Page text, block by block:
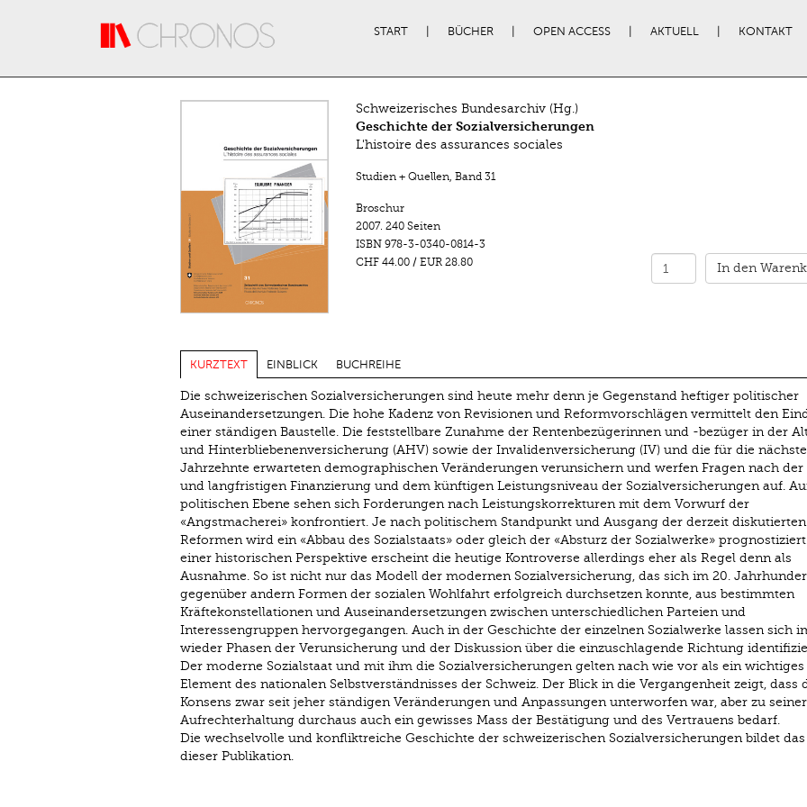
START BÜCHER OPEN ACCESS AKTUELL KONTAKT
Schweizerisches Bundesarchiv (Hg.)
Geschichte der Sozialversicherungen
L'histoire des assurances sociales
Studien + Quellen, Band 31
Broschur
2007. 240 Seiten
ISBN 978-3-0340-0814-3
CHF 44.00/ EUR 28.80 In den
KURZTEXT EINBLICK BUCHREIHE
Die schweizerischen Sozialversicherungen sind heute mehr denn je Gegenstand heftiger politischer
Auseinandersetzungen. Die hohe Kadenz von Revisionen und Reformvorschlägen vermittelt den
einer ständigen Baustelle. Die feststellbare Zunahme der Rentenbezügerinnen und -bezüger in der
und Hinterbliebenenversicherung (AHV) sowie der Invalidenversicherung (IV) und die für die
Jahrzehnte erwarteten demographischen Veränderungen verunsichern und werfen Fragen nach
und langfristigen Finanzierung und dem künftigen Leistungsniveau der Sozialversicherungen auf.
politischen Ebene sehen sich Forderungen nach Leistungskorrekturen mit dem Vorwurf der
«Angstmacherei» konfrontiert. Je nach politischem Standpunkt und Ausgang der derzeit diskutierten
Reformen wird ein «Abbau des Sozialstaats» oder gleich der «Absturz der Sozialwerke»
einer historischen Perspektive erscheint die heutige Kontroverse allerdings eher als Regel denn als
Ausnahme. So ist nicht nur das Modell der modernen Sozialversicherung, das sich im 20.
gegenüber andern Formen der sozialen Wohlfahrt erfolgreich durchsetzen konnte, aus bestimmten
Kräftekonstellationen und Auseinandersetzungen zwischen unterschiedlichen Parteien und
Interessengruppen hervorgegangen. Auch in der Geschichte der einzelnen Sozialwerke lassen sich
wieder Phasen der Verunsicherung und der Diskussion über die einzuschlagende Richtung
Der moderne Sozialstaat und mit ihm die Sozialversicherungen gelten nach wie vor als ein wichtiges
Element des nationalen Selbstverständnisses der Schweiz. Der Blick in die Vergangenheit zeigt, dass
Konsens zwar seit jeher ständigen Veränderungen und Anpassungen unterworfen war, aber zu seiner
Aufrechterhaltung durchaus auch ein gewisses Mass der Bestätigung und des Vertrauens bedarf.
Die wechselvolle und konfliktreiche Geschichte der schweizerischen Sozialversicherungen bildet
dieser Publikation.